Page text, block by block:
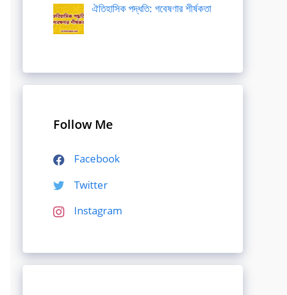
ঐতিহাসিক পদ্ধতি: গবেষণার শীর্ষকতা
Follow Me
Facebook
Twitter
Instagram